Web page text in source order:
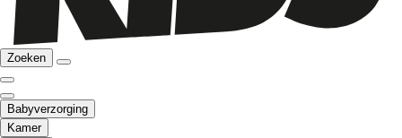
Zoeken
Babyverzorging
Kamer